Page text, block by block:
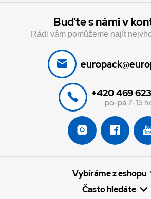
Buďte s námi v
Rádi vám pomůžeme najít
+420 469
po-pá 7-15
Vybíráme z eshopu
Často hledáte